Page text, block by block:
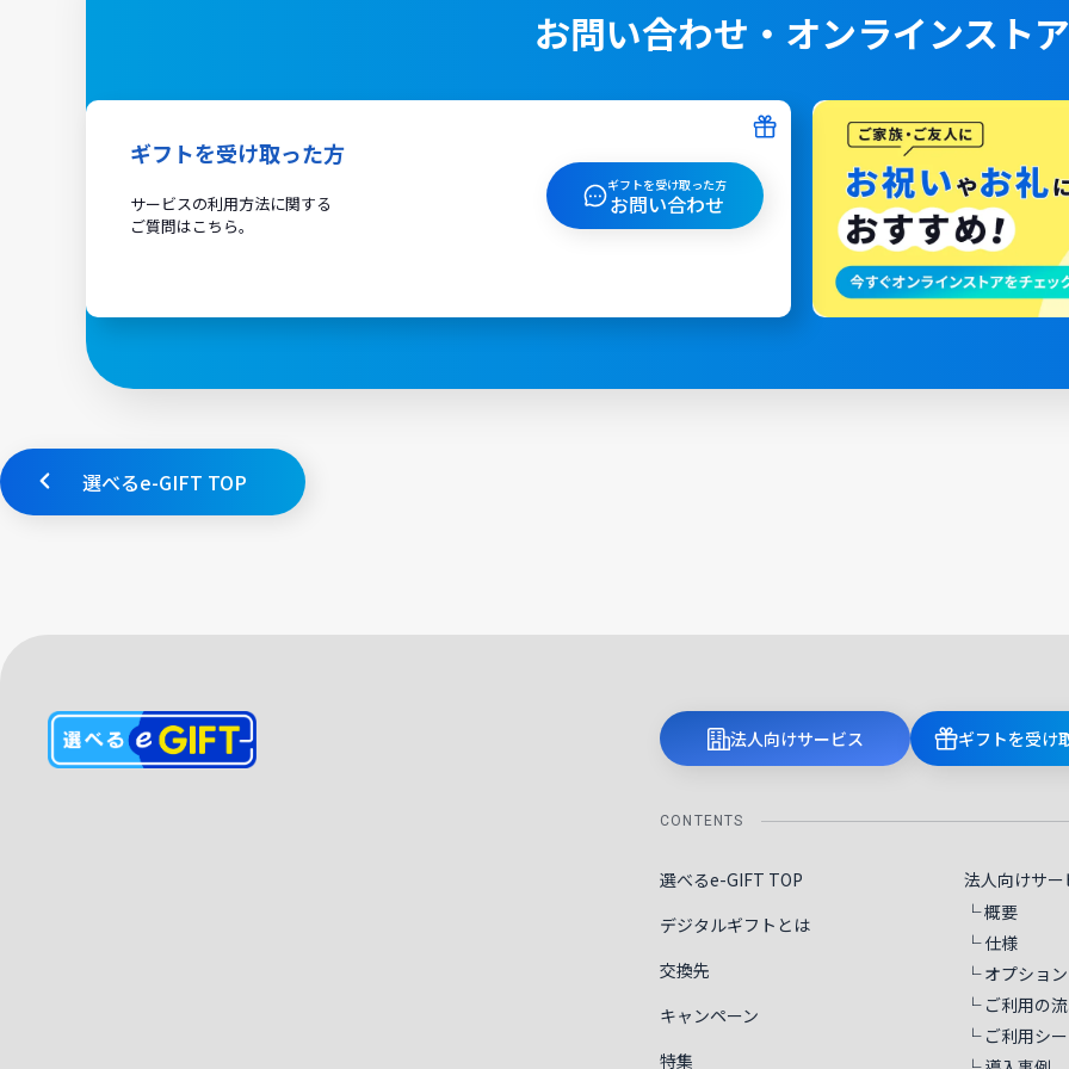
お問い合わせ・オンラインストア
ギフトを受け取った方
サービスの利用方法に関する
ご質問はこちら。
ギフトを受け取った方
お問い合わせ
選べるe-GIFT TOP
法人向けサービス ギフトを受け
CONTENTS
選べるe-GIFT TOP
デジタルギフトとは
交換先
キャンペーン
特集
法人向けサー
└ 概要
└ 仕様
└ オプション
└ ご利用の
└ ご利用シ